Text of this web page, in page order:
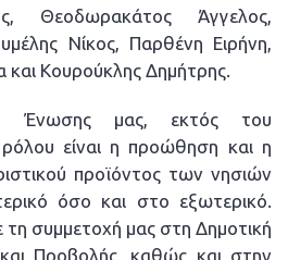
Θεοδωρακάτος Άγγελος,
Νίκος, Παρθένη Ειρήνη,
Κουρούκλης Δημήτρης.
Ένωσης μας, εκτός του
ρόλου είναι η προώθηση και η
προϊόντος των νησιών
όσο και στο εξωτερικό.
τη συμμετοχή μας στη Δημοτική
Προβολής, καθώς και στην